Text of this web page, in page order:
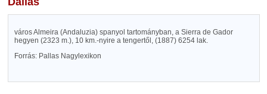
város Almeira (Andaluzia) spanyol tartományban, a Sierra de Gador
hegyen (2323 m.), 10 km.-nyire a tengertől, (1887) 6254 lak.
Forrás: Pallas Nagylexikon